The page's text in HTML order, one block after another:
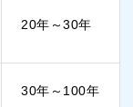
20年～30年
30年～100年